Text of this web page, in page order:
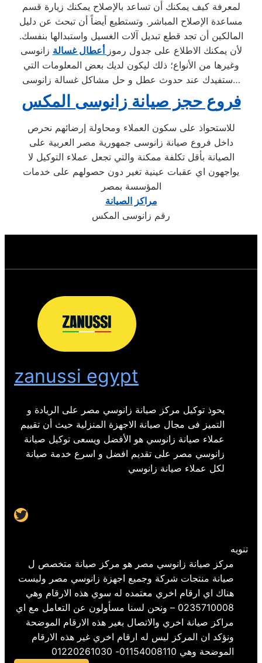
لمعرفة كيف يمكنك أن تساعد بالإصلاح يمكنك زيارة قسم
مساعدة الإصلاح المباشر. وتستطيع أيضاً أن تبحث عن دليل
المالكين أن تجد قطع تبديل آلات الغسيل واستبدالها بنفسك.
لأن يمكنك الاطلاع على جدول رموز أعطال غسالة زانوسى
وغيرها من الأنواع؛ ذلك ليكون لديك بعض المعلومات التي
ستفيدك عند حدوث عطل و حل مشاكل غسالة زانوسى…
فروع حجز صيانة زانوسى المكس
للاستحواذ على سكون العملاء ومحاولة إرضائهم نحرص
داخل فروع صيانة زانوسى جمهورية مصر العربية على
الصيانة بأقل تكلفة ممكنة والتي تجعل عملاء التوكيل لا
يواجهون اي عقبات عينية تغير دون حصولهم على خدمات
المؤسسة بمصر
مراكز الصيانة
رقم زانوسى المكس
zanussi egypt
يحوذ توكيل مركز صيانة زانوسي مصر على الريادة و
التميز فى مجال صيانة الاجهزة المنزلية حيث أن تقييم
عملاء صيانة زانوسي هو الأفضل ويسعى توكيل صيانة
زانوسي مصر على تقديم افضل و اسرع خدمة صيانة
لكل عملاء صيانة زانوسي
Twitter
تنويه
مركز صيانة زانوسي مصر هو مركز صيانة متخصص ل
صيانة منتجات شركة وجميع اجهزة زانوسي مصر وليست
هناك اي ارقام اخري معتمده له سوي هذه الارقام وهي
0235710008 – ونحن لسنا مسأولون عن التعامل مع اي
مراكز صيانة اخري والاتصال بغير هذه الارقام الموضحة
ونؤكد ان المركز ليس له ارقام اخري غير هذه الارقام
الموضحة وهي 01154008110- 01220261030